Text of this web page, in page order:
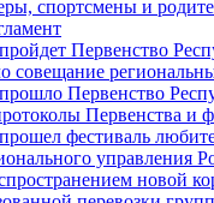
спортсмены и
Первенство
совещание
Первенство
Первенства и
фестиваль
управления
новой